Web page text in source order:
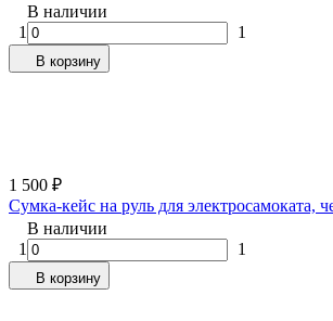
В наличии
1
1
В корзину
1 500 ₽
Сумка-кейс на руль для электросамоката,
В наличии
1
1
В корзину